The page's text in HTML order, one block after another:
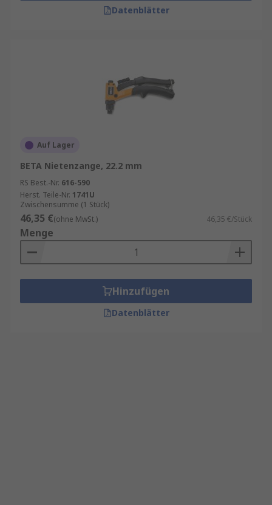
Datenblätter
Auf Lager
BETA Nietenzange, 22.2 mm
RS Best.-Nr. 616-590
Herst. Teile-Nr. 1741U
Zwischensumme (1 Stück)
46,35 €(ohne MwSt.) 46,35 €/Stück
Menge
Hinzufügen
Datenblätter